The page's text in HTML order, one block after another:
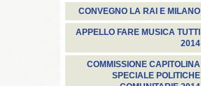
CONVEGNO LA RAI E MILANO
APPELLO FARE MUSICA TUTTI
2014
COMMISSIONE CAPITOLINA
SPECIALE POLITICHE